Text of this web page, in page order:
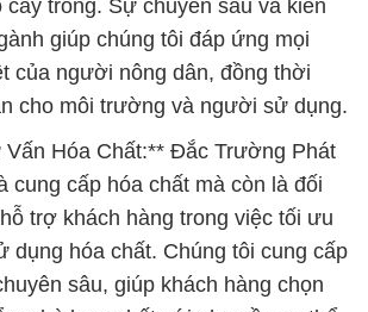
hàng.
và Phát Triển:** Chúng tôi không
nghiên cứu và phát triển để đưa
hóa chất tiên tiến nhất. Đội ngũ
kinh nghiệm của chúng tôi liên tục
công nghiệp và nhu cầu thị
rằng chúng tôi luôn tiên phong
các giải pháp hóa chất đáp ứng